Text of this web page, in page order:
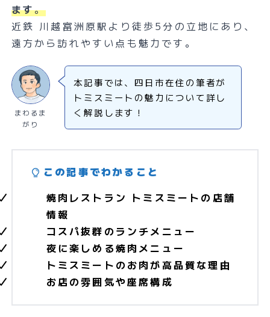
ます。
近鉄 川越富洲原駅より徒歩5分の立地にあり、
遠方から訪れやすい点も魅力です。
まわるま
がり
本記事では、四日市在住の筆者が
トミスミートの魅力について詳し
く解説します！
この記事でわかること
焼肉レストラン トミスミートの店舗
情報
コスパ抜群のランチメニュー
夜に楽しめる焼肉メニュー
トミスミートのお肉が高品質な理由
お店の雰囲気や座席構成